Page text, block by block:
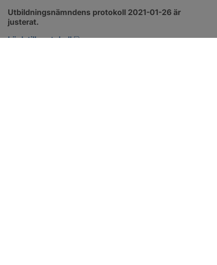
Utbildningsnämndens protokoll 2021-01-26 är
justerat.
Länk till protokoll
pdf, 229.9 kB, öppnas i nytt fönster.